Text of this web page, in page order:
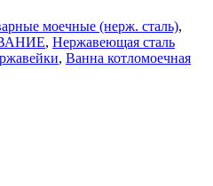
шкафы
шкафы
шкафы
оборудование
моечные (нерж. сталь),
, Нержавеющая сталь
, Ванна котломоечная